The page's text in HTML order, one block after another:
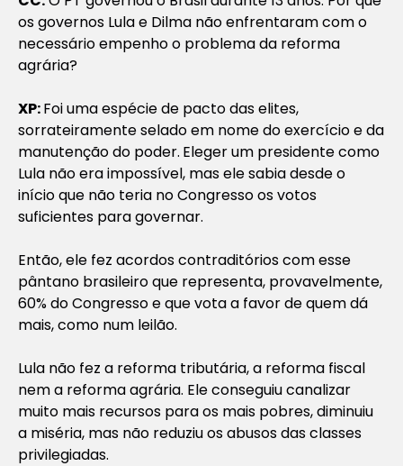
os governos Lula e Dilma não enfrentaram com o
necessário empenho o problema da reforma
agrária?
XP:Foi uma espécie de pacto das elites,
sorrateiramente selado em nome do exercício e da
manutenção do poder. Eleger um presidente como
Lula não era impossível, mas ele sabia desde o
início que não teria no Congresso os votos
suficientes para governar.
Então, ele fez acordos contraditórios com esse
pântano brasileiro que representa, provavelmente,
60% do Congresso e que vota a favor de quem dá
mais, como num leilão.
Lula não fez a reforma tributária, a reforma fiscal
nem a reforma agrária. Ele conseguiu canalizar
muito mais recursos para os mais pobres, diminuiu
a miséria, mas não reduziu os abusos das classes
privilegiadas.